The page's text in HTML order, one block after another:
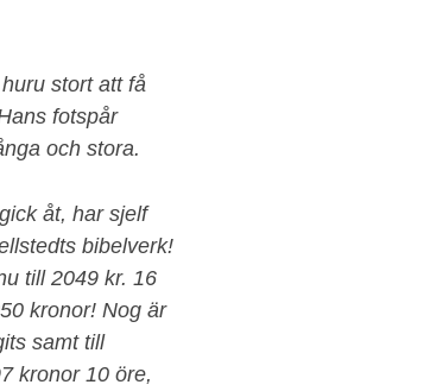
stort att få
fotspår
och stora.
åt, har sjelf
bibelverk!
till 2049 kr. 16
kronor! Nog är
samt till
kronor 10 öre,